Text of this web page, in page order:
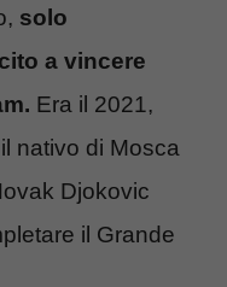
solo
a vincere
Era il 2021,
nativo di Mosca
Djokovic
il Grande